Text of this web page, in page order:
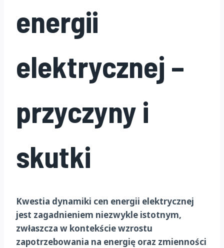
energii
elektrycznej –
przyczyny i
skutki
Kwestia dynamiki cen energii elektrycznej
jest zagadnieniem niezwykle istotnym,
zwłaszcza w kontekście wzrostu
zapotrzebowania na energię oraz zmienności